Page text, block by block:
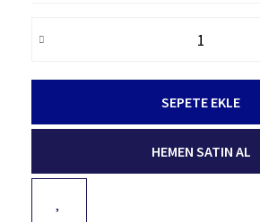
SEPETE EKLE
HEMEN SATIN AL